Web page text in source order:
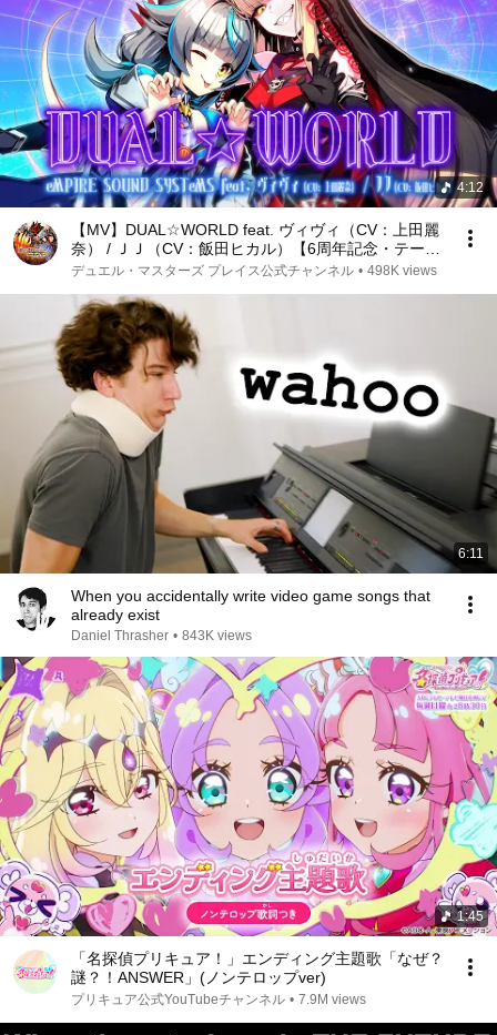
4:12
【MV】DUAL☆WORLD feat. ヴィヴィ（CV：上田麗
奈） / ＪＪ（CV：飯田ヒカル）【6周年記念・テーマ
ソング】
デュエル・マスターズ プレイス公式チャンネル • 498K views
6:11
When you accidentally write video game songs that
already exist
Daniel Thrasher • 843K views
1:45
「名探偵プリキュア！」エンディング主題歌「なぜ？
謎？！ANSWER」(ノンテロップver)
プリキュア公式YouTubeチャンネル • 7.9M views